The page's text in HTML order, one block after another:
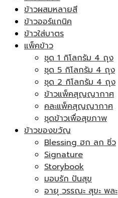
ข้าวผสมหลายสี
ข้าวออร์แกนิค
ข้าวใส่บาตร
แพ็คข้าว
ชุด 1 กิโลกรัม 4 ถุง
ชุด 5 กิโลกรัม 4 ถุง
ชุด 2 กิโลกรัม 4 ถุง
ข้าวแพ็คสุญญากาศ
คละแพ็คสุญญากาศ
ชุดข้าวเพื่อสุขภาพ
ข้าวของขวัญ
Blessing ฮก ลก ซิ่ว
Signature
Storybook
มอบรัก ปันสุข
อายุ วรรณะ สุขะ พละ